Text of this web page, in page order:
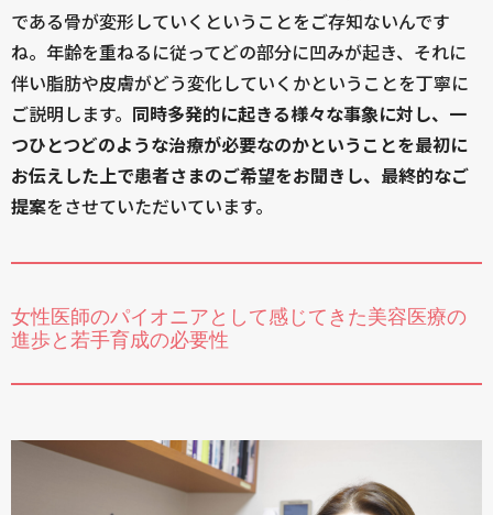
である骨が変形していくということをご存知ないんです
ね。年齢を重ねるに従ってどの部分に凹みが起き、それに
伴い脂肪や皮膚がどう変化していくかということを丁寧に
ご説明します。 同時多発的に起きる様々な事象に対し、一
つひとつどのような治療が必要なのかということを最初に
お伝えした上で患者さまのご希望をお聞きし、最終的なご
提案をさせていただいています。
女性医師のパイオニアとして感じてきた美容医療の
進歩と若手育成の必要性